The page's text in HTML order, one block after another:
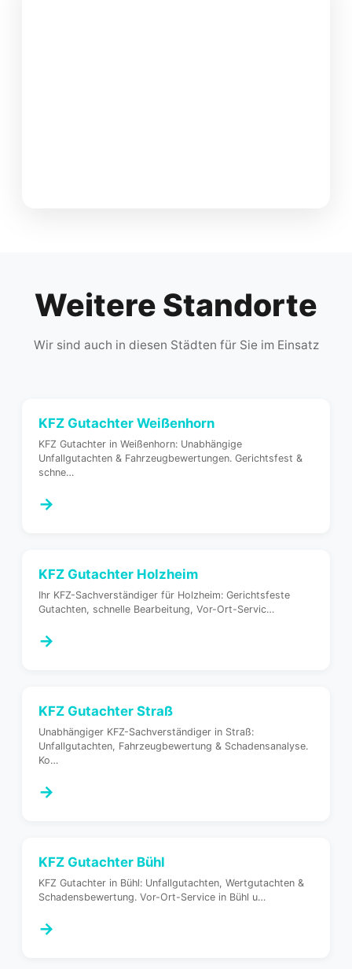
Weitere Standorte
Wir sind auch in diesen Städten für Sie im Einsatz
KFZ Gutachter Weißenhorn
KFZ Gutachter in Weißenhorn: Unabhängige
Unfallgutachten & Fahrzeugbewertungen. Gerichtsfest &
schne…
→
KFZ Gutachter Holzheim
Ihr KFZ-Sachverständiger für Holzheim: Gerichtsfeste
Gutachten, schnelle Bearbeitung, Vor-Ort-Servic…
→
KFZ Gutachter Straß
Unabhängiger KFZ-Sachverständiger in Straß:
Unfallgutachten, Fahrzeugbewertung & Schadensanalyse.
Ko…
→
KFZ Gutachter Bühl
KFZ Gutachter in Bühl: Unfallgutachten, Wertgutachten &
Schadensbewertung. Vor-Ort-Service in Bühl u…
→